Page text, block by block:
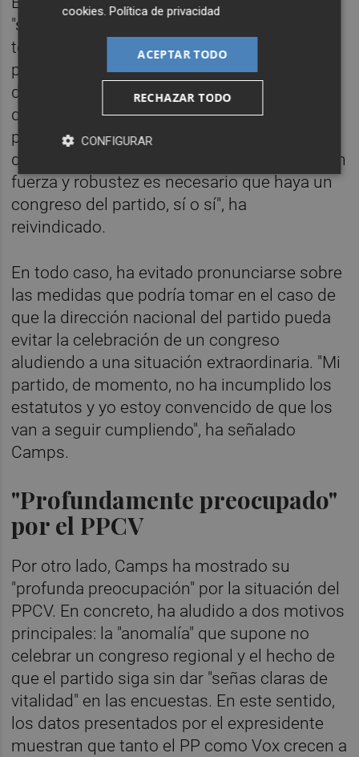
"seguramente", el congreso regional lo
termine ganando "el otro candidato" que se
presente, algo que aceptará "con absoluta
deportividad". No obstante, ha considerado
que debe "haber debate interno dentro del
partido" y cree que puede ser "un
dinamizador de ello". "Si queremos ganar con
fuerza y robustez es necesario que haya un
congreso del partido, sí o sí", ha
reivindicado.
En todo caso, ha evitado pronunciarse sobre
las medidas que podría tomar en el caso de
que la dirección nacional del partido pueda
evitar la celebración de un congreso
aludiendo a una situación extraordinaria. "Mi
partido, de momento, no ha incumplido los
estatutos y yo estoy convencido de que los
van a seguir cumpliendo", ha señalado
Camps.
"Profundamente preocupado"
por el PPCV
Por otro lado, Camps ha mostrado su
"profunda preocupación" por la situación del
PPCV. En concreto, ha aludido a dos motivos
principales: la "anomalía" que supone no
celebrar un congreso regional y el hecho de
que el partido siga sin dar "señas claras de
vitalidad" en las encuestas. En este sentido,
los datos presentados por el expresidente
muestran que tanto el PP como Vox crecen a
cookies .Política de privacidad
ACEPTAR TODO
RECHAZAR TODO
CONFIGURAR